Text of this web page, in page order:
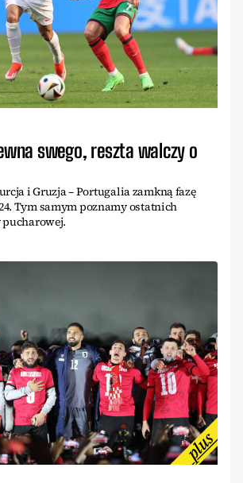
swego, reszta walczy o
i Gruzja – Portugalia zamkną fazę
Tym samym poznamy ostatnich